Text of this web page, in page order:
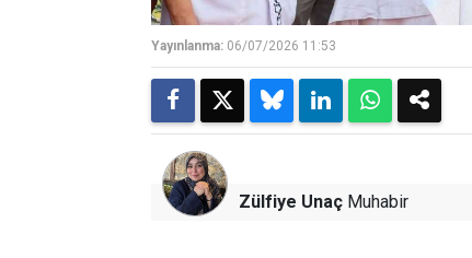
Yayınlanma: 06/07/2026 11:53
Zülfiye Unaç Muhabir